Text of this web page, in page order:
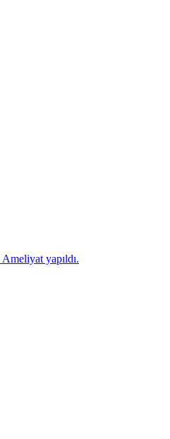
yapıldı.